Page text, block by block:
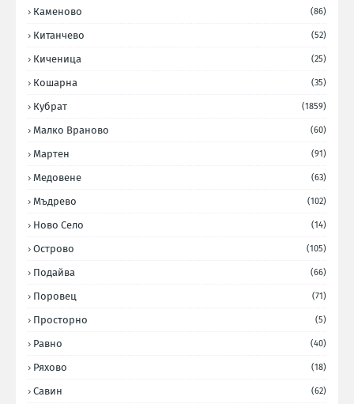
Каменово (86)
Китанчево (52)
Киченица (25)
Кошарна (35)
Кубрат (1859)
Малко Враново (60)
Мартен (91)
Медовене (63)
Мъдрево (102)
Ново Село (14)
Острово (105)
Подайва (66)
Поровец (71)
Просторно (5)
Равно (40)
Ряхово (18)
Савин (62)